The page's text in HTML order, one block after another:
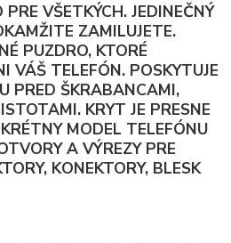
VŠETKÝCH. JEDINEČNÝ
ZAMILUJETE.
PUZDRO, KTORÉ
VÁŠ TELEFÓN. POSKYTUJE
PRED ŠKRABANCAMI,
KRYT JE PRESNE
MODEL TELEFÓNU
A VÝREZY PRE
KONEKTORY, BLESK